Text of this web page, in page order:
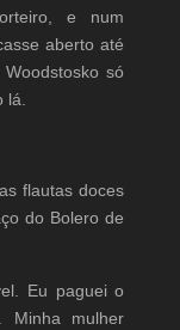
e num
aberto até
só
flautas doces
do Bolero de
Eu paguei o
Minha mulher